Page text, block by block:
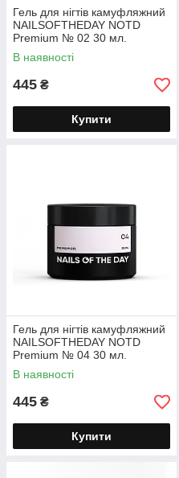
Гель для нігтів камуфляжний
NAILSOFTHEDAY NOTD
Premium № 02 30 мл.
В наявності
445 ₴
Купити
Гель для нігтів камуфляжний
NAILSOFTHEDAY NOTD
Premium № 04 30 мл.
В наявності
445 ₴
Купити